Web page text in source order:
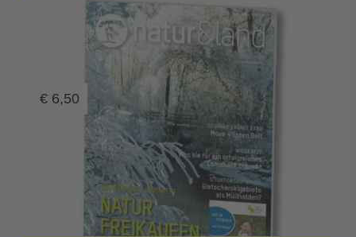
€ 6,50